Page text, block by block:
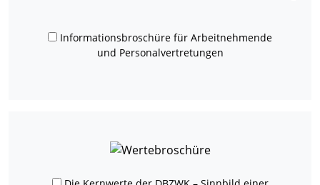
Informationsbroschüre für Arbeitnehmende
und Personalvertretungen